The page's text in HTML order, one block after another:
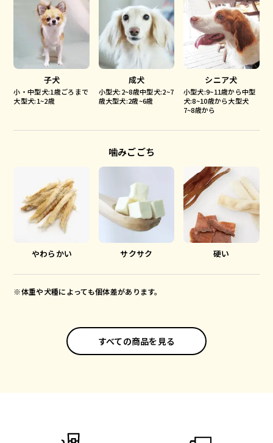
子犬
小・中型犬:1歳ごろまで
大型犬:1~2歳
成犬
小型犬:2~8歳中型犬:2~7
歳大型犬:2歳~6歳
シニア犬
小型犬:9~11歳から中型
犬:8~10歳から大型犬
7~8歳から
噛みごごち
やわらかい サクサク 硬い
※体重や犬種によっても個体差があります。
すべての商品を見る